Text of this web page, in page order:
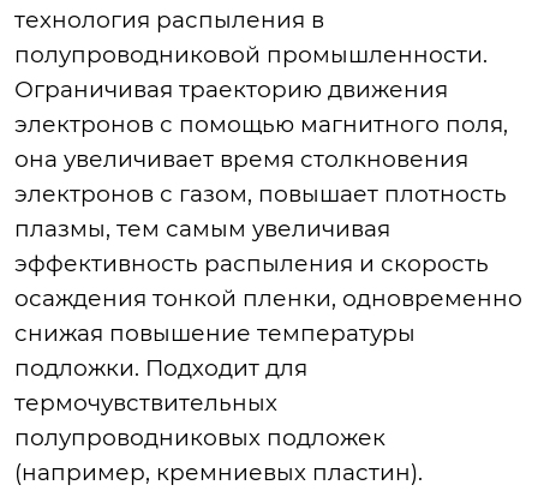
технология распыления в
полупроводниковой промышленности.
Ограничивая траекторию движения
электронов с помощью магнитного поля,
она увеличивает время столкновения
электронов с газом, повышает плотность
плазмы, тем самым увеличивая
эффективность распыления и скорость
осаждения тонкой пленки, одновременно
снижая повышение температуры
подложки. Подходит для
термочувствительных
полупроводниковых подложек
(например, кремниевых пластин).